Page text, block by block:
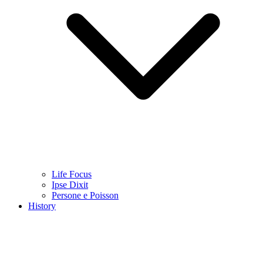
Life Focus
Ipse Dixit
Persone e Poisson
History